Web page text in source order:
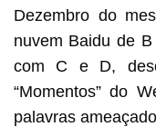
Dezembro do
nuvem Baidu de
com C e D,
“Momentos” do
palavras